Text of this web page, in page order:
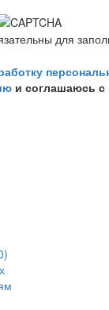
для
и соглашаюсь с